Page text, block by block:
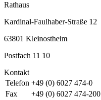
Rathaus
Kardinal-Faulhaber-Straße 12
63801 Kleinostheim
Postfach 11 10
Kontakt
Telefon +49 (0) 6027 474-0
Fax
+49 (0) 6027 474-200